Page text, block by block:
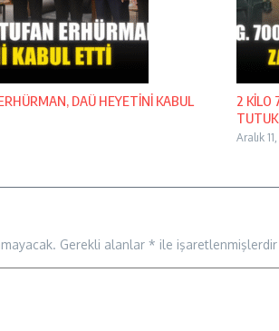
DAÜ HEYETİNİ KABUL
2 KİLO
Aralık
Gerekli alanlar * ile işaretlenmişlerdir